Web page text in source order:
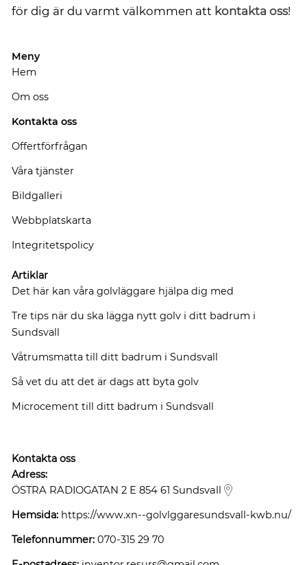
för dig är du varmt välkommen att kontakta oss!
Meny
Hem
Om oss
Kontakta oss
Offertförfrågan
Våra tjänster
Bildgalleri
Webbplatskarta
Integritetspolicy
Artiklar
Det här kan våra golvläggare hjälpa dig med
Tre tips när du ska lägga nytt golv i ditt badrum i
Sundsvall
Våtrumsmatta till ditt badrum i Sundsvall
Så vet du att det är dags att byta golv
Microcement till ditt badrum i Sundsvall
Kontakta oss
Adress:
ÖSTRA RADIOGATAN 2 E 854 61 Sundsvall
Hemsida: https://www.xn--golvlggaresundsvall-kwb.nu/
Telefonnummer: 070-315 29 70